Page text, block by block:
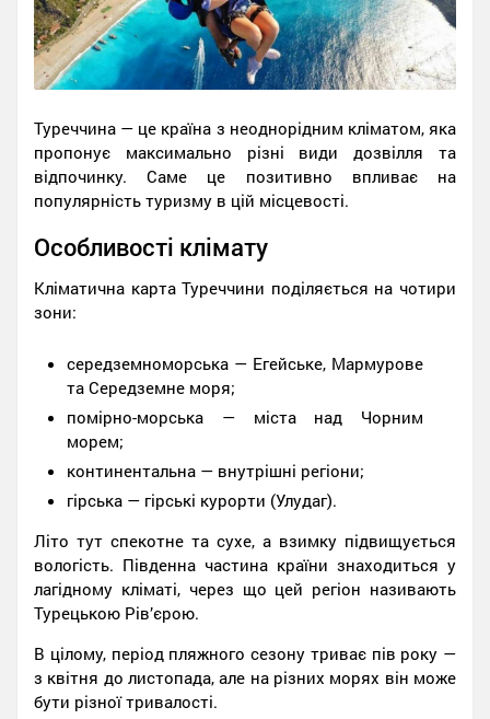
Туреччина — це країна з неоднорідним кліматом, яка
пропонує максимально різні види дозвілля та
відпочинку. Саме це позитивно впливає на
популярність туризму в цій місцевості.
Особливості клімату
Кліматична карта Туреччини поділяється на чотири
зони:
середземноморська — Егейське, Мармурове
та Середземне моря;
помірно-морська — міста над Чорним
морем;
континентальна — внутрішні регіони;
гірська — гірські курорти (Улудаг).
Літо тут спекотне та сухе, а взимку підвищується
вологість. Південна частина країни знаходиться у
лагідному кліматі, через що цей регіон називають
Турецькою Рів’єрою.
В цілому, період пляжного сезону триває пів року —
з квітня до листопада, але на різних морях він може
бути різної тривалості.